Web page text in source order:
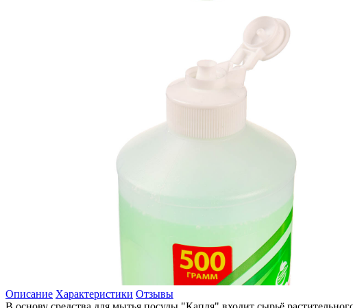
Описание Характеристики Отзывы